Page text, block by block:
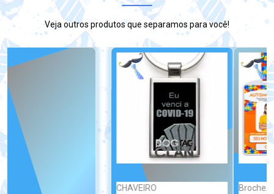
Veja outros produtos que separamos para você!
Broche/Crachá